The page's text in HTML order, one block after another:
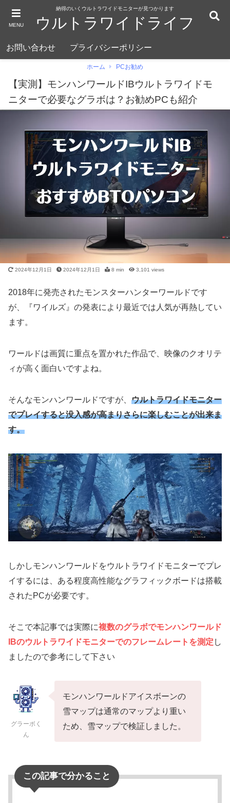
MENU
納得のいくウルトラワイドモニターが見つかります
ウルトラワイドライフ
お問い合わせ プライバシーポリシー
ホーム PCお勧め
【実測】モンハンワールドIBウルトラワイドモ
ニターで必要なグラボは？お勧めPCも紹介
2024年12月1日 2024年12月1日 8 min 3,101 views
2018年に発売されたモンスターハンターワールドです
が、『ワイルズ』の発表により最近では人気が再熱してい
ます。
ワールドは画質に重点を置かれた作品で、映像のクオリテ
ィが高く面白いですよね。
そんなモンハンワールドですが、 ウルトラワイドモニター
でプレイすると没入感が高まりさらに楽しむことが出来ま
す。
しかしモンハンワールドをウルトラワイドモニターでプレ
イするには、ある程度高性能なグラフィックボードは搭載
されたPCが必要です。
そこで本記事では実際に複数のグラボでモンハンワールド
IBのウルトラワイドモニターでのフレームレートを測定 し
ましたので参考にして下さい
グラーボく
ん
モンハンワールドアイスボーンの
雪マップは通常のマップより重い
ため、雪マップで検証しました。
この記事で分かること